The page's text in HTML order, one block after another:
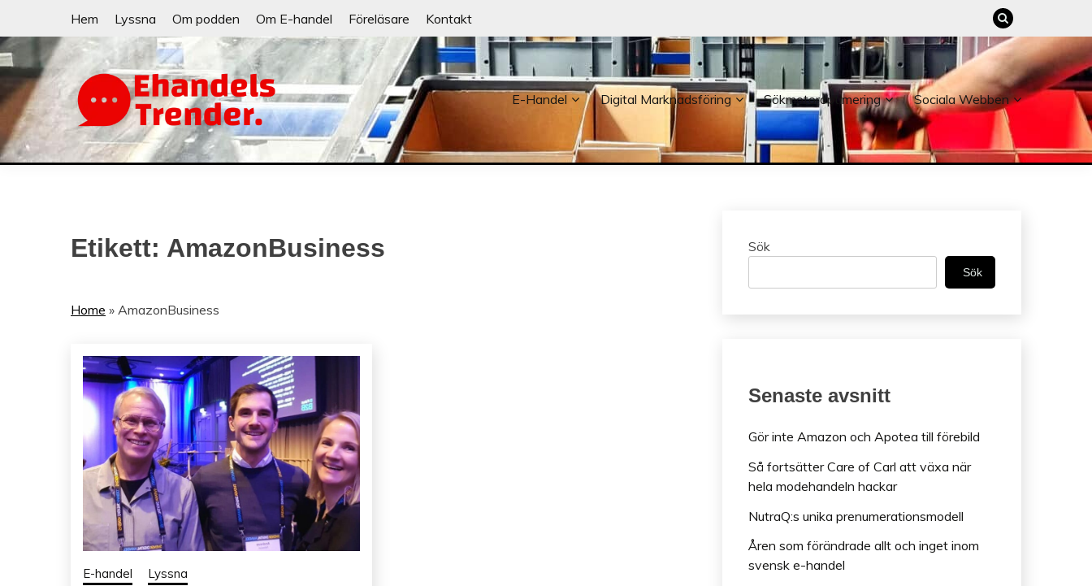
content
Hem Lyssna Om podden Om E-handel Föreläsare Kontakt
EHANDELSTRENDER
När allt blir e-handel
E-Handel Digital Marknadsföring Sökmotoroptimering Sociala Webben
Etikett: AmazonBusiness
Home » AmazonBusiness
E-handel Lyssna
Sök
Sök
Senaste avsnitt
Gör inte Amazon och Apotea till förebild
Så fortsätter Care of Carl att växa när
hela modehandeln hackar
NutraQ:s unika prenumerationsmodell
Åren som förändrade allt och inget inom
svensk e-handel